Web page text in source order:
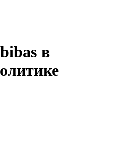
в